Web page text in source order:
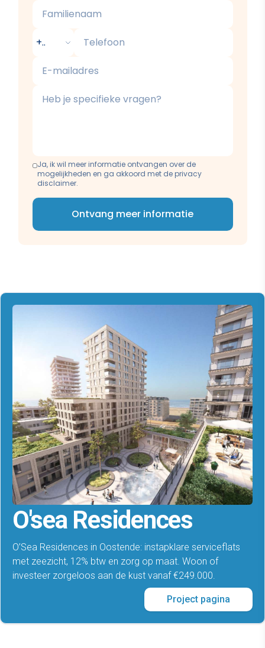
Ja, ik wil meer informatie ontvangen over de
mogelijkheden en ga akkoord met de privacy
disclaimer.
Ontvang meer informatie
O'sea Residences
O’Sea Residences in Oostende: instapklare serviceflats
met zeezicht, 12% btw en zorg op maat. Woon of
investeer zorgeloos aan de kust vanaf €249.000.
Project pagina